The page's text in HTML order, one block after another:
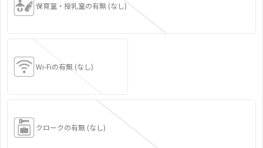
保育室・授乳室の有無 (なし)
Wi-Fiの有無 (なし)
クロークの有無 (なし)